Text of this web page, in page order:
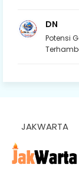
DN
Potensi
JAKWARTA